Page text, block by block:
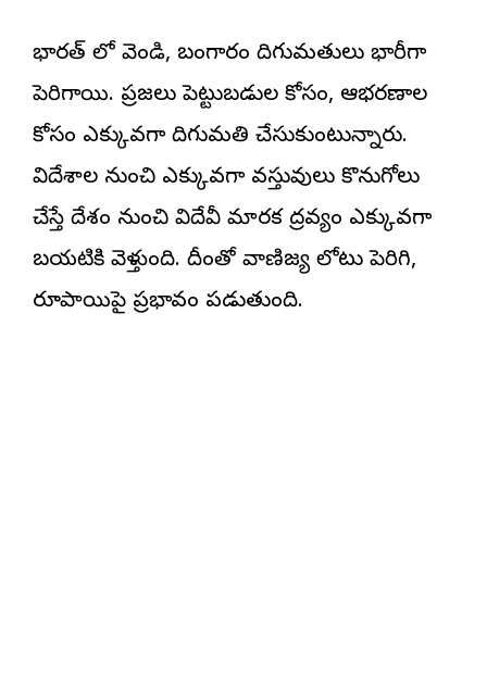
భారత్ లో వెండి, బంగారం దిగుమతులు భారీగా
పెరిగాయి. ప్రజలు పెట్టుబడుల కోసం, ఆభరణాల
కోసం ఎక్కువగా దిగుమతి చేసుకుంటున్నారు.
విదేశాల నుంచి ఎక్కువగా వస్తువులు కొనుగోలు
చేస్తే దేశం నుంచి విదేవీ మారక ద్రవ్యం ఎక్కువగా
బయటికి వెళ్తుంది. దీంతో వాణిజ్య లోటు పెరిగి,
రూపాయిపై ప్రభావం పడుతుంది.